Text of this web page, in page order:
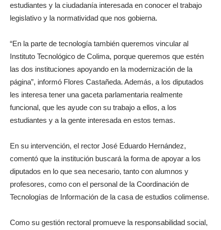
estudiantes y la ciudadanía interesada en conocer el trabajo
legislativo y la normatividad que nos gobierna.
“En la parte de tecnología también queremos vincular al
Instituto Tecnológico de Colima, porque queremos que estén
las dos instituciones apoyando en la modernización de la
página”, informó Flores Castañeda. Además, a los diputados
les interesa tener una gaceta parlamentaria realmente
funcional, que les ayude con su trabajo a ellos, a los
estudiantes y a la gente interesada en estos temas.
En su intervención, el rector José Eduardo Hernández,
comentó que la institución buscará la forma de apoyar a los
diputados en lo que sea necesario, tanto con alumnos y
profesores, como con el personal de la Coordinación de
Tecnologías de Información de la casa de estudios colimense.
Como su gestión rectoral promueve la responsabilidad social,